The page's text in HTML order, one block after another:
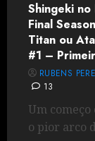
Shingeki no
Final
Titan ou
#1 –
RUBENS
13
Um
o pior arco